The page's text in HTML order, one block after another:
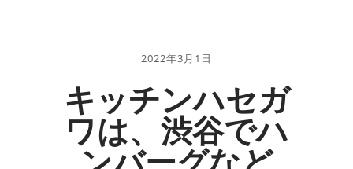
2022年3月1日
キッチンハセガ
ワは、渋谷でハ
ンバーグなど